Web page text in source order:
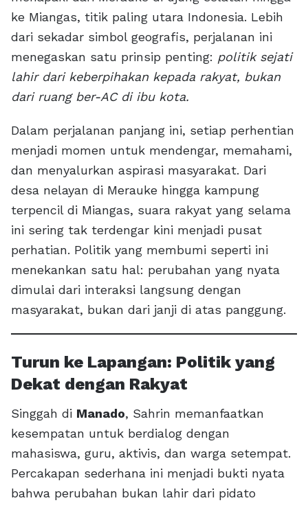
ke Miangas, titik paling utara Indonesia. Lebih
dari sekadar simbol geografis, perjalanan ini
menegaskan satu prinsip penting: politik sejati
lahir dari keberpihakan kepada rakyat, bukan
dari ruang ber-AC di ibu kota.
Dalam perjalanan panjang ini, setiap perhentian
menjadi momen untuk mendengar, memahami,
dan menyalurkan aspirasi masyarakat. Dari
desa nelayan di Merauke hingga kampung
terpencil di Miangas, suara rakyat yang selama
ini sering tak terdengar kini menjadi pusat
perhatian. Politik yang membumi seperti ini
menekankan satu hal: perubahan yang nyata
dimulai dari interaksi langsung dengan
masyarakat, bukan dari janji di atas panggung.
Turun ke Lapangan: Politik yang
Dekat dengan Rakyat
Singgah di Manado, Sahrin memanfaatkan
kesempatan untuk berdialog dengan
mahasiswa, guru, aktivis, dan warga setempat.
Percakapan sederhana ini menjadi bukti nyata
bahwa perubahan bukan lahir dari pidato